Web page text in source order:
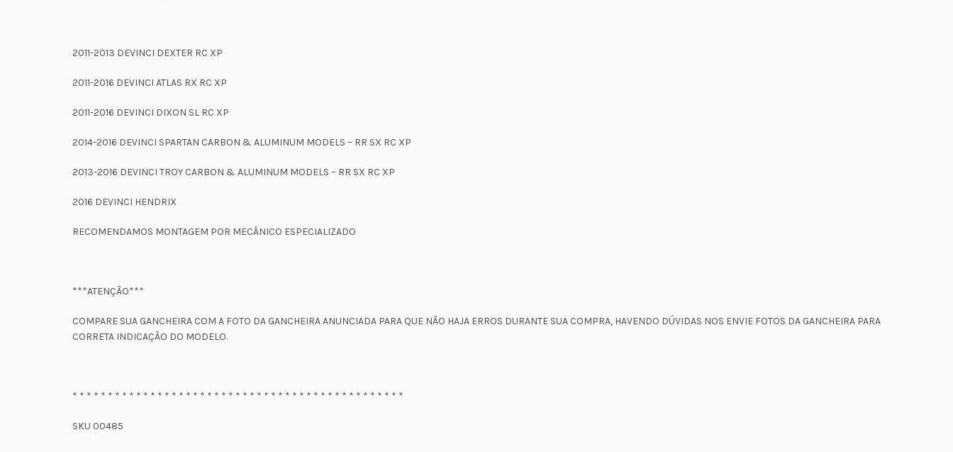
2011-2013 DEVINCI DEXTER RC XP
2011-2016 DEVINCI ATLAS RX RC XP
2011-2016 DEVINCI DIXON SL RC XP
2014-2016 DEVINCI SPARTAN CARBON & ALUMINUM MODELS – RR SX RC XP
2013-2016 DEVINCI TROY CARBON & ALUMINUM MODELS – RR SX RC XP
2016 DEVINCI HENDRIX
RECOMENDAMOS MONTAGEM POR MECÂNICO ESPECIALIZADO
***ATENÇÃO***
COMPARE SUA GANCHEIRA COM A FOTO DA GANCHEIRA ANUNCIADA PARA QUE NÃO HAJA ERROS DURANTE SUA COMPRA, HAVENDO DÚVIDAS NOS ENVIE FOTOS DA GANCHEIRA PARA
CORRETA INDICAÇÃO DO MODELO.
* * * * * * * * * * * * * * * * * * * * * * * * * * * * * * * * * * * * * * * * * * * * * * *
SKU 00485